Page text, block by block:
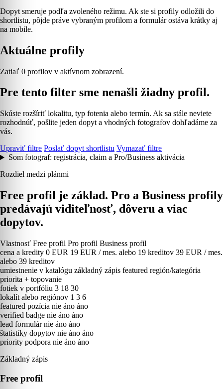
Dopyt smeruje podľa zvoleného režimu. Ak ste si profily odložili do
shortlistu, pôjde práve vybraným profilom a formulár ostáva krátky aj
na mobile.
Aktuálne profily
Zatiaľ 0 profilov v aktívnom zobrazení.
Pre tento filter sme nenašli žiadny profil.
Skúste rozšíriť lokalitu, typ fotenia alebo termín. Ak sa stále neviete
rozhodnúť, pošlite jeden dopyt a vhodných fotografov dohľadáme za
vás.
Upraviť filtre Poslať dopyt shortlistu Vymazať filtre
Som fotograf: registrácia, claim a Pro/Business aktivácia
Rozdiel medzi plánmi
Free profil je základ. Pro a Business profily
predávajú viditeľnosť, dôveru a viac
dopytov.
Vlastnosť Free profil Pro profil Business profil
cena a kredity 0 EUR 19 EUR / mes. alebo 19 kreditov 39 EUR / mes.
alebo 39 kreditov
umiestnenie v katalógu základný zápis featured región/kategória
priorita + topovanie
fotiek v portfóliu 3 18 30
lokalít alebo regiónov 1 3 6
featured pozícia nie áno áno
verified badge nie áno áno
lead formulár nie áno áno
štatistiky dopytov nie áno áno
priority podpora nie áno áno
Základný zápis
Free profil